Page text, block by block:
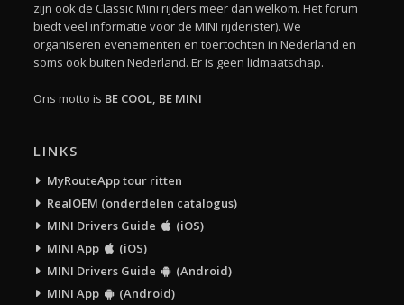
zijn ook de Classic Mini rijders meer dan welkom. Het forum
biedt veel informatie voor de MINI rijder(ster). We
organiseren evenementen en toertochten in Nederland en
soms ook buiten Nederland. Er is geen lidmaatschap.
Ons motto is BE COOL, BE MINI
LINKS
MyRouteApp tour ritten
RealOEM (onderdelen catalogus)
MINI Drivers Guide
(iOS)
MINI App
(iOS)
MINI Drivers Guide
(Android)
MINI App
(Android)